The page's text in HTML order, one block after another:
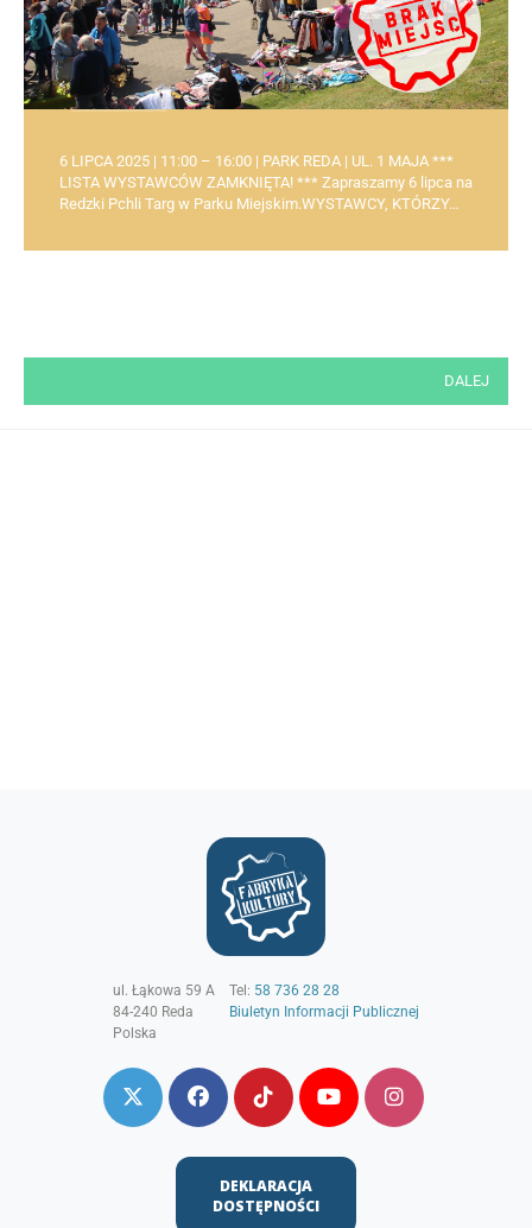
6 LIPCA 2025 | 11:00 – 16:00 | PARK REDA | UL. 1 MAJA ***
LISTA WYSTAWCÓW ZAMKNIĘTA! *** Zapraszamy 6 lipca na
Redzki Pchli Targ w Parku Miejskim.WYSTAWCY, KTÓRZY…
Stronicowanie
wpisów
DALEJ
ul. Łąkowa 59 A
84-240 Reda
Polska
Tel: 58 736 28 28
Biuletyn Informacji Publicznej
DEKLARACJA
DOSTĘPNOŚCI